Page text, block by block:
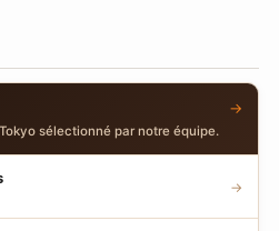
sélectionné par notre équipe.
→
→